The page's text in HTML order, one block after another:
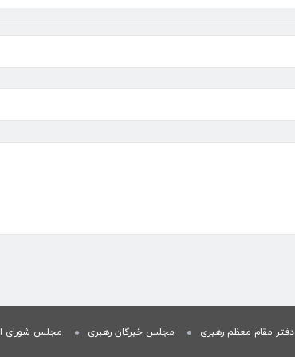
دفتر مقام معظم رهبری مجلس خبرگان رهبری مجلس شورای